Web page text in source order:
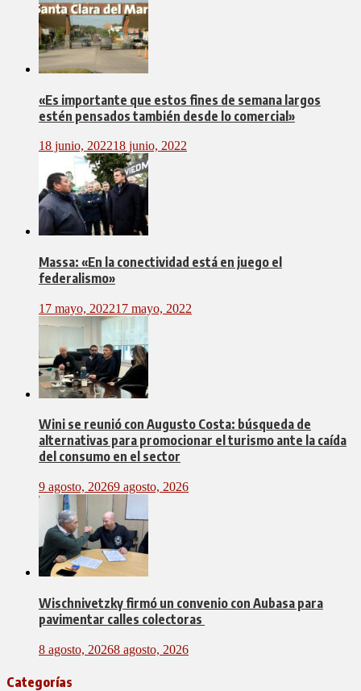
«Es importante que estos fines de semana largos
estén pensados también desde lo comercial»
18 junio, 202218 junio, 2022
Massa: «En la conectividad está en juego el
federalismo»
17 mayo, 202217 mayo, 2022
Wini se reunió con Augusto Costa: búsqueda de
alternativas para promocionar el turismo ante la caída
del consumo en el sector
9 agosto, 20269 agosto, 2026
Wischnivetzky firmó un convenio con Aubasa para
pavimentar calles colectoras
8 agosto, 20268 agosto, 2026
Categorías